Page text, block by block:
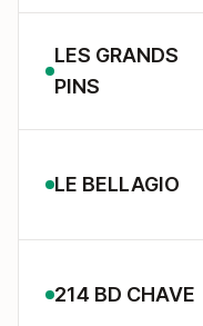
LES GRANDS
PINS
LE BELLAGIO
214 BD CHAVE